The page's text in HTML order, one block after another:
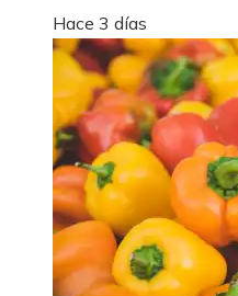
Hace 3 días